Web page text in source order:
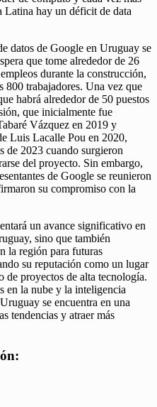
hay un déficit de data
datos de Google en Uruguay se
que tome alrededor de 26
durante la construcción,
800 trabajadores. Una vez que
habrá alrededor de 50 puestos
que inicialmente fue
Vázquez en 2019 y
Luis Lacalle Pou en 2020,
de 2023 cuando surgieron
del proyecto. Sin embargo,
de Google se reunieron
su compromiso con la
un avance significativo en
sino que también
la región para futuras
su reputación como un lugar
de proyectos de alta tecnología.
en la nube y la inteligencia
se encuentra en una
tendencias y atraer más